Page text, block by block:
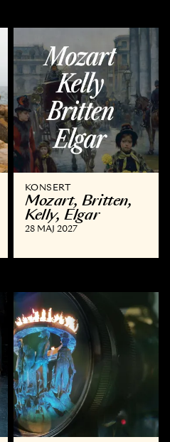
KONSERT
Mozart, Britten,
Kelly, Elgar
28 MAJ 2027